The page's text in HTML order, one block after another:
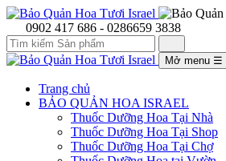
0902 417 686 - 0286659 3838
Mở menu ☰
Trang chủ
BẢO QUẢN HOA ISRAEL
Thuốc Dưỡng Hoa Tại Nhà
Thuốc Dưỡng Hoa Tại Shop
Thuốc Dưỡng Hoa Tại Chợ